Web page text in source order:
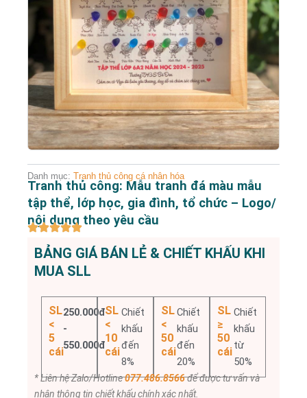
Danh mục: Tranh thủ công cá nhân hóa
Tranh thủ công: Mẫu tranh đá màu mẫu
tập thể, lớp học, gia đình, tổ chức – Logo/
nội dung theo yêu cầu
BẢNG GIÁ BÁN LẺ & CHIẾT KHẤU KHI
MUA SLL
SL
<
5
cái
250.000đ
-
550.000đ
SL
<
10
cái
Chiết
khấu
đến
8%
SL
<
50
cái
Chiết
khấu
đến
20%
SL
≥
50
cái
Chiết
khấu
từ
50%
* Liên hệ Zalo/Hotline077.486.8566để được tư vấn và
nhận thông tin chiết khấu chính xác nhất.